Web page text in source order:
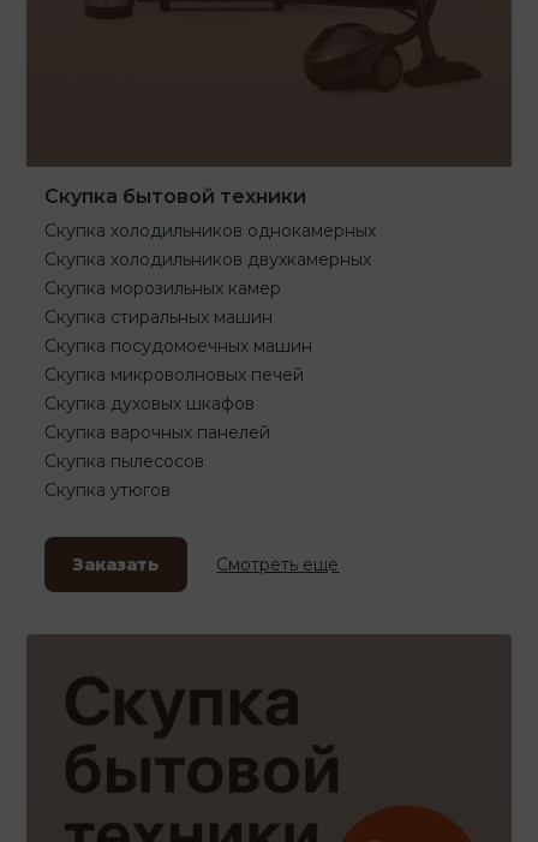
Скупка бытовой техники
Скупка холодильников однокамерных
Скупка холодильников двухкамерных
Скупка морозильных камер
Скупка стиральных машин
Скупка посудомоечных машин
Скупка микроволновых печей
Скупка духовых шкафов
Скупка варочных панелей
Скупка пылесосов
Скупка утюгов
Заказать Смотреть еще